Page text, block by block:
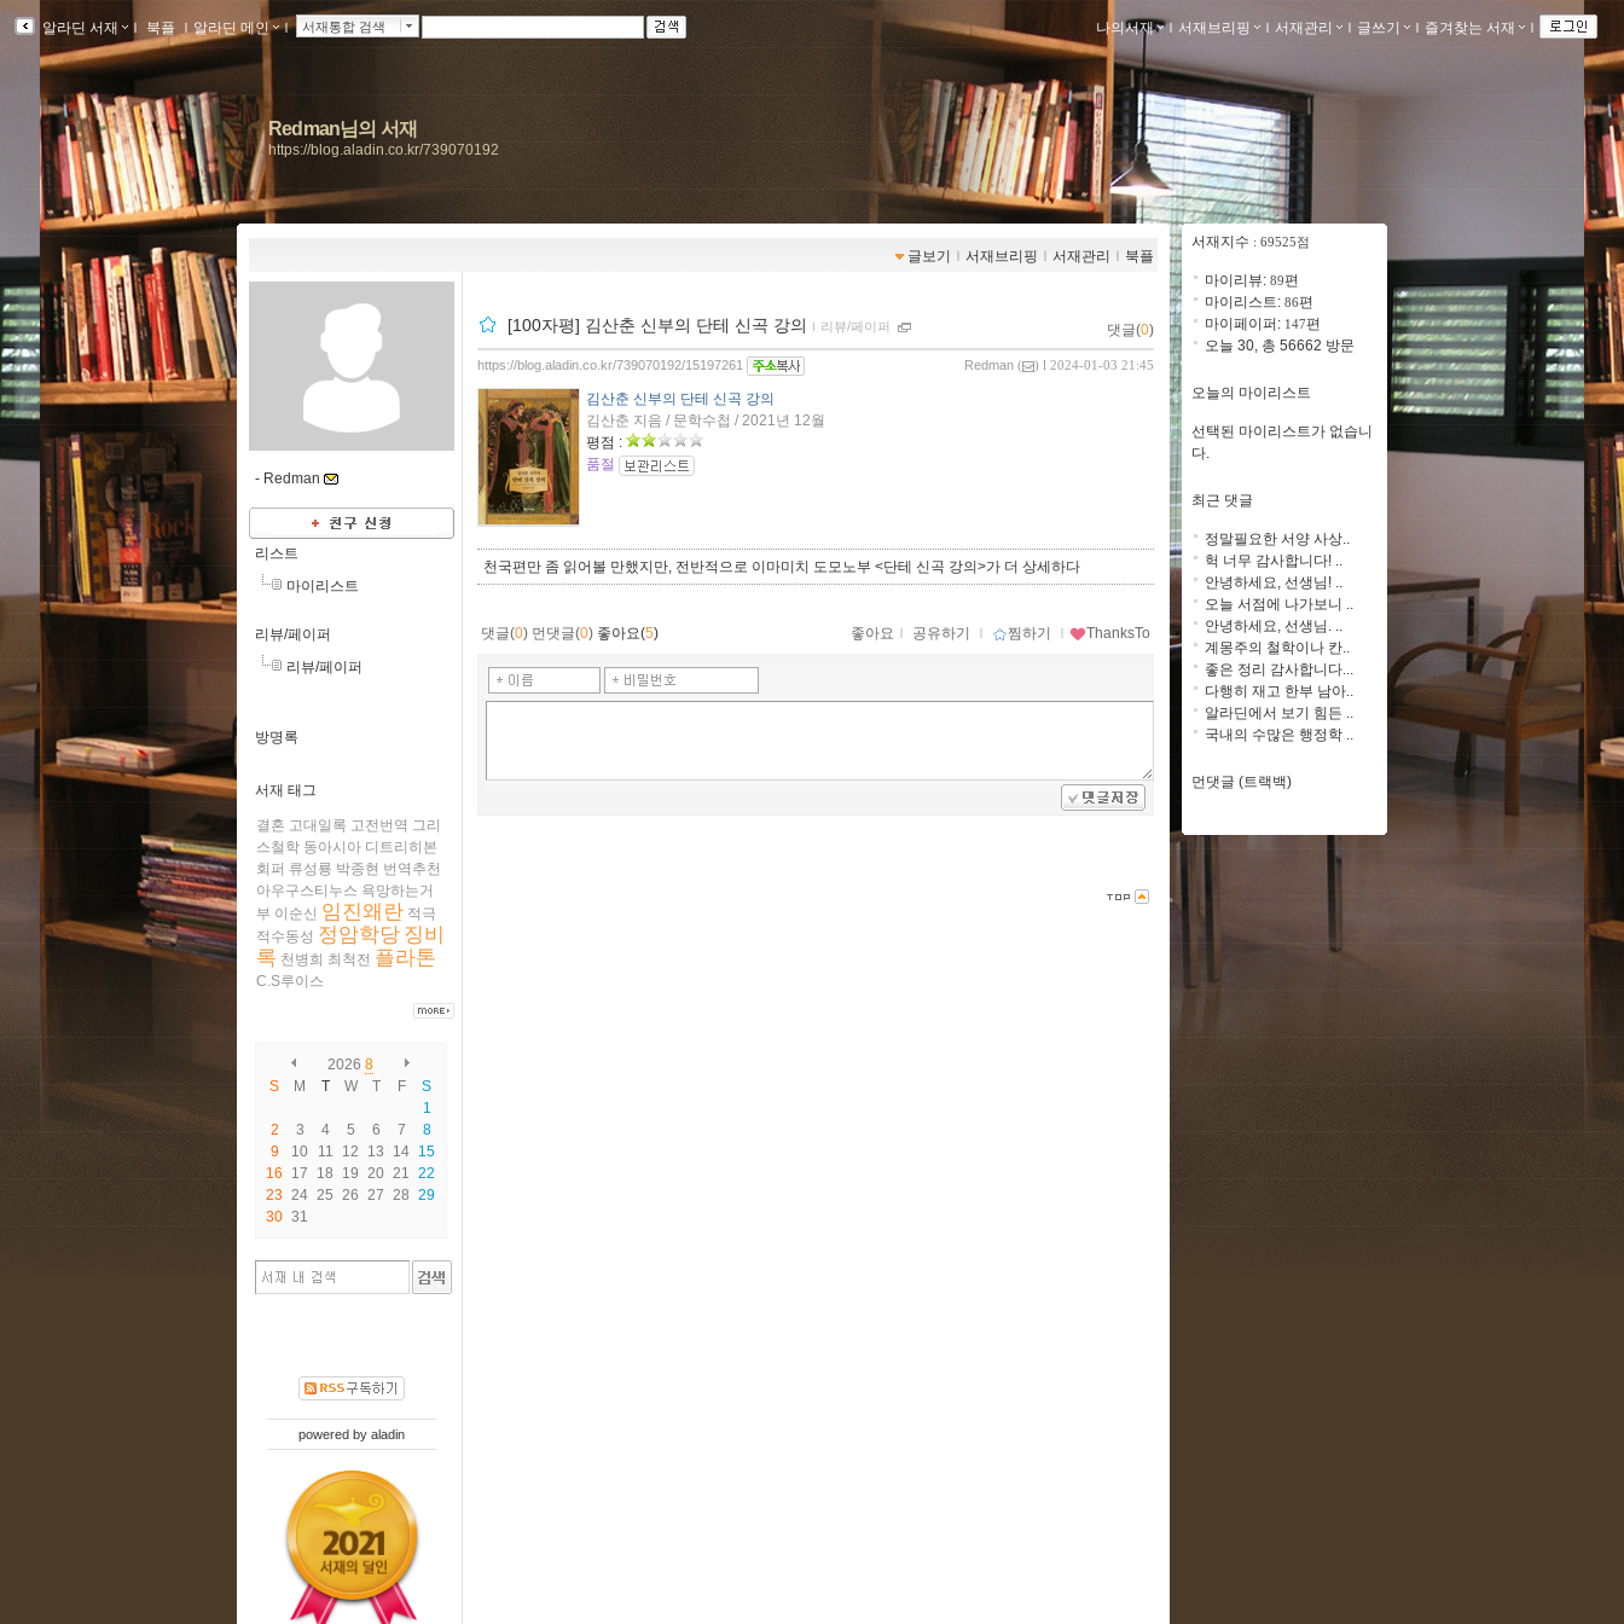
알라딘 서재 ｌ 북플 ｌ알라딘 메인 ｌ 서재통합 검색 나의서재 ｌ 서재브리핑 ｌ 서재관리 ｌ 글쓰기 ｌ 즐겨찾는 서재 ｌ
Redman님의 서재
https://blog.aladin.co.kr/739070192
글보기 ｌ 서재브리핑 ｌ 서재관리 ｌ 북플
- Redman
리스트
마이리스트
리뷰/페이퍼
리뷰/페이퍼
방명록
서재 태그
결혼 고대일록 고전번역 그리
스철학 동아시아 디트리히본
회퍼 류성룡 박종현 번역추천
아우구스티누스 욕망하는거
부 이순신 임진왜란 적극
적수동성 정암학당 징비
록 천병희 최척전 플라톤
C.S루이스
2026 8
S
M T W T F
S
1
2
3 4 5 6 7
8
9
10 11 12 13 14 15
16
17 18 19 20 21 22
23 24 25 26 27 28 29
30 31
powered by aladin
[100자평] 김산춘 신부의 단테 신곡 강의 ｌ 리뷰/페이퍼 댓글(0)
Redman ( ) l 2024-01-03 21:45
https://blog.aladin.co.kr/739070192/15197261
김산춘 신부의 단테 신곡 강의
김산춘 지음 / 문학수첩 / 2021년 12월
평점 :
품절
천국편만 좀 읽어볼 만했지만, 전반적으로 이마미치 도모노부 <단테 신곡 강의>가 더 상세하다
댓글(0) 먼댓글(0) 좋아요(5) 좋아요 ｌ 공유하기 ｌ 찜하기 ｌ ThanksTo
서재지수 : 69525점
마이리뷰: 89편
마이리스트: 86편
마이페이퍼: 147편
오늘 30, 총 56662 방문
오늘의 마이리스트
선택된 마이리스트가 없습니
다.
최근 댓글
정말필요한 서양 사상..
헉 너무 감사합니다! ..
안녕하세요, 선생님! ..
오늘 서점에 나가보니 ..
안녕하세요, 선생님. ..
계몽주의 철학이나 칸..
좋은 정리 감사합니다...
다행히 재고 한부 남아..
알라딘에서 보기 힘든 ..
국내의 수많은 행정학 ..
먼댓글 (트랙백)